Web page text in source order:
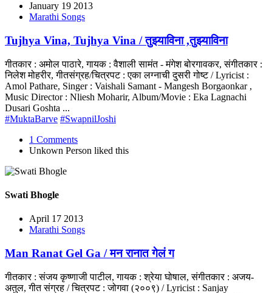
January 19 2013
Marathi Songs
Tujhya Vina, Tujhya Vina / तुझ्याविना ,तुझ्याविना
गीतकार : अमोल पाठारे, गायक : वैशाली सामंत - मंगेश बोरगावकर, संगीतकार :
निलेश मोहरीर, गीतसंग्रह/चित्रपट : एका लग्नाची दुसरी गोष्ट / Lyricist :
Amol Pathare, Singer : Vaishali Samant - Mangesh Borgaonkar ,
Music Director : Nliesh Moharir, Album/Movie : Eka Lagnachi
Dusari Goshta ...
#MuktaBarve #SwapnilJoshi
1 Comments
Unkown Person liked this
Swati Bhogle
April 17 2013
Marathi Songs
Man Ranat Gel Ga / मन रानात गेलं ग
गीतकार : संजय कृष्णाजी पाटील, गायक : श्रेया घोषाल, संगीतकार : अजय-
अतुल, गीत संग्रह / चित्रपट : जोगवा (२००९) / Lyricist : Sanjay